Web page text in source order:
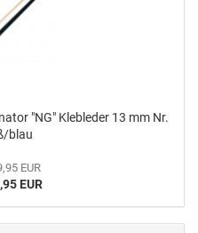
"NG" Kle­b­le­der 13 mm Nr.
blau
EUR
EUR